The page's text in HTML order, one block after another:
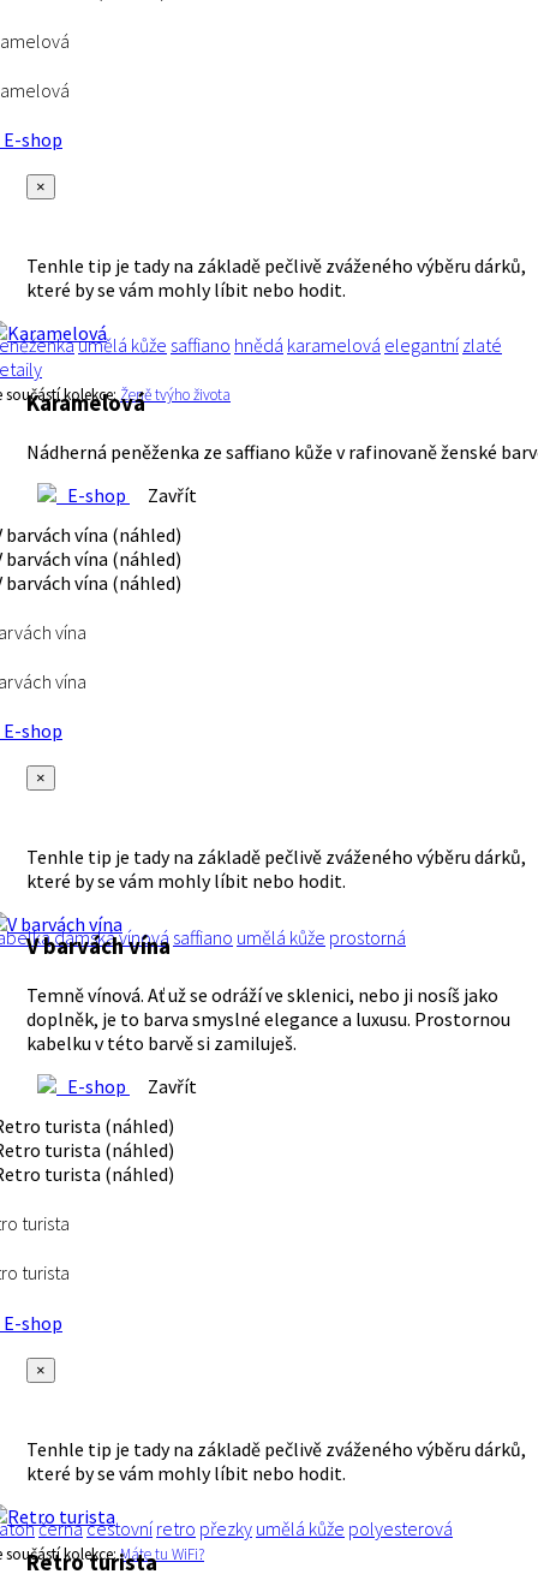
shop
×
Tenhle tip je tady na základě pečlivě zváženého výběru dárků,
které by se vám mohly líbit nebo hodit.
umělá kůže saffiano hnědá karamelová elegantní zlaté
součástí kolekce:Ženě tvýho života
Karamelová
Nádherná peněženka ze saffiano kůže v rafinovaně ženské
E-shop
Zavřít
vína
vína
shop
×
Tenhle tip je tady na základě pečlivě zváženého výběru dárků,
které by se vám mohly líbit nebo hodit.
dámskávínová saffiano umělá kůže prostorná
V barvách vína
Temně vínová. Ať už se odráží ve sklenici, nebo ji nosíš jako
doplněk, je to barva smyslné elegance a luxusu. Prostornou
kabelku v této barvě si zamiluješ.
E-shop
Zavřít
turista
turista
shop
×
Tenhle tip je tady na základě pečlivě zváženého výběru dárků,
které by se vám mohly líbit nebo hodit.
černácestovní retro přezky umělá kůže polyesterová
součástí kolekce:Máte tu WiFi?
Retro turista